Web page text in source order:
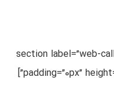
[section label=”web-
padding=”0px”